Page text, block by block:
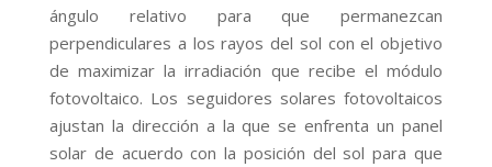
ángulo relativo para que permanezcan
perpendiculares a los rayos del sol con el objetivo
de maximizar la irradiación que recibe el módulo
fotovoltaico. Los seguidores solares fotovoltaicos
ajustan la dirección a la que se enfrenta un panel
solar de acuerdo con la posición del sol para que